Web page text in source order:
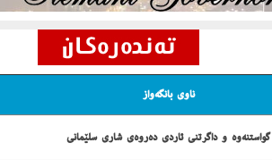
ناوی بانگه‌واز
گواستنه‌وه‌ و داگرتنی ئاردی ده‌روه‌ی شاری سلێمانی